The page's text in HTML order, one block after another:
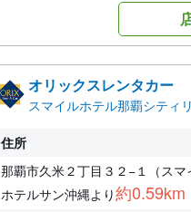
オリックスレンタカー
スマイルホテル那覇シティ
住所
那覇市久米２丁目３２−１（スマ
ホテルサン沖縄より約0.59km